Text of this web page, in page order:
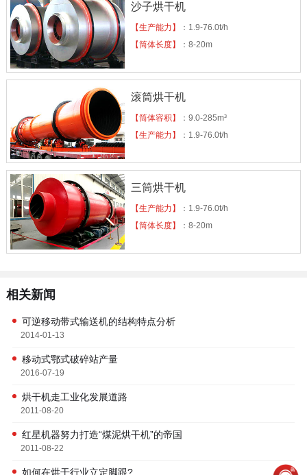
沙子烘干机
【生产能力】
：1.9-76.0t/h
【筒体长度】
：8-20m
滚筒烘干机
【筒体容积】
：9.0-285m³
【生产能力】
：1.9-76.0t/h
三筒烘干机
【生产能力】
：1.9-76.0t/h
【筒体长度】
：8-20m
相关新闻
可逆移动带式输送机的结构特点分析
2014-01-13
移动式鄂式破碎站产量
2016-07-19
烘干机走工业化发展道路
2011-08-20
红星机器努力打造“煤泥烘干机”的帝国
2011-08-22
如何在烘干行业立定脚跟?